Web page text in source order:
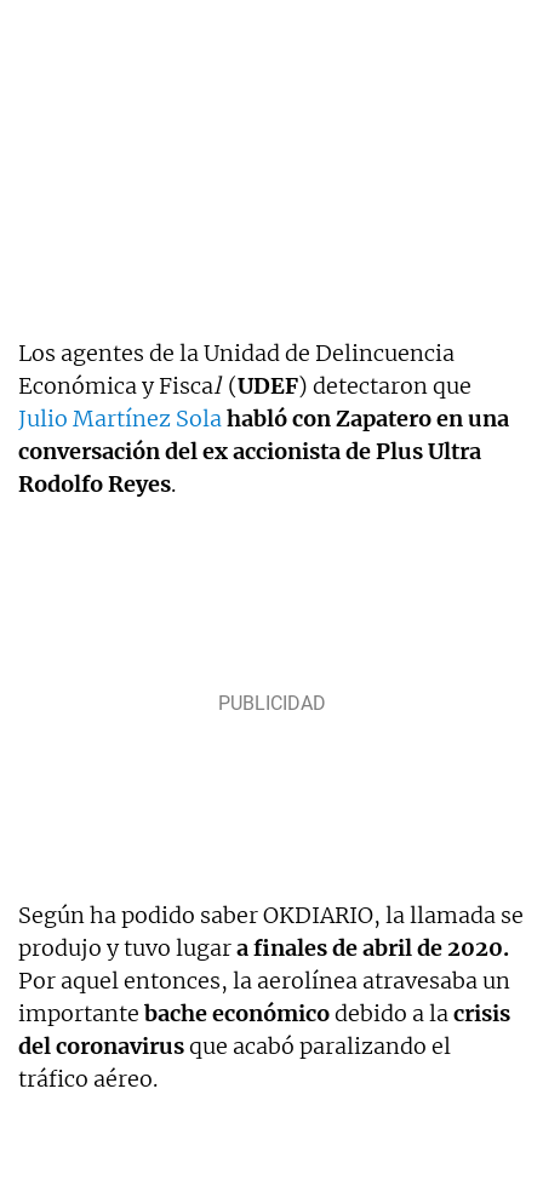
Los agentes de la Unidad de Delincuencia
Económica y Fiscal(UDEF) detectaron que
Julio Martínez Solahabló con Zapatero en una
conversación del ex accionista de Plus Ultra
Rodolfo Reyes.
Según ha podido saber OKDIARIO, la llamada se
produjo y tuvo lugara finales de abril de 2020.
Por aquel entonces, la aerolínea atravesaba un
importante bache económicodebido a lacrisis
del coronavirusque acabó paralizando el
tráfico aéreo.